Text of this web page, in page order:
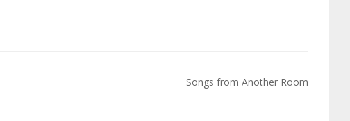
Songs from Another Room